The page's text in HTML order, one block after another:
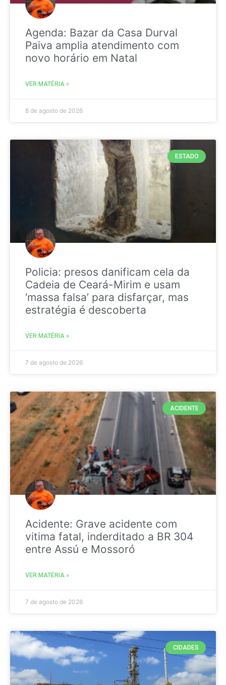
Agenda: Bazar da Casa Durval
Paiva amplia atendimento com
novo horário em Natal
VER MATÉRIA »
8 de agosto de 2026
ESTADO
Policia: presos danificam cela da
Cadeia de Ceará-Mirim e usam
‘massa falsa’ para disfarçar, mas
estratégia é descoberta
VER MATÉRIA »
7 de agosto de 2026
ACIDENTE
Acidente: Grave acidente com
vitima fatal, inderditado a BR 304
entre Assú e Mossoró
VER MATÉRIA »
7 de agosto de 2026
CIDADES